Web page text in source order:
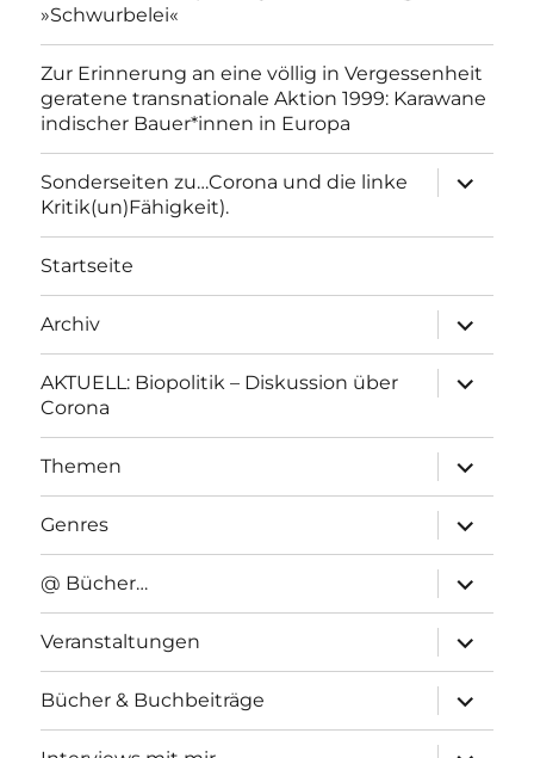
»Schwurbelei«
Zur Erinnerung an eine völlig in Vergessenheit
geratene transnationale Aktion 1999: Karawane
indischer Bauer*innen in Europa
Sonderseiten zu…Corona und die linke
Kritik(un)Fähigkeit).
anzeigen
Startseite
Archiv
anzeigen
AKTUELL: Biopolitik – Diskussion über
Corona
anzeigen
Themen
anzeigen
Genres
anzeigen
@ Bücher…
anzeigen
Veranstaltungen
anzeigen
Bücher & Buchbeiträge
anzeigen